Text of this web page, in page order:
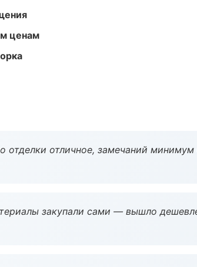
ценам
отделки отличное, замечаний
закупали сами — вышло